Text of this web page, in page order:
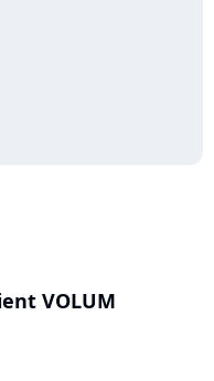
VOLUM